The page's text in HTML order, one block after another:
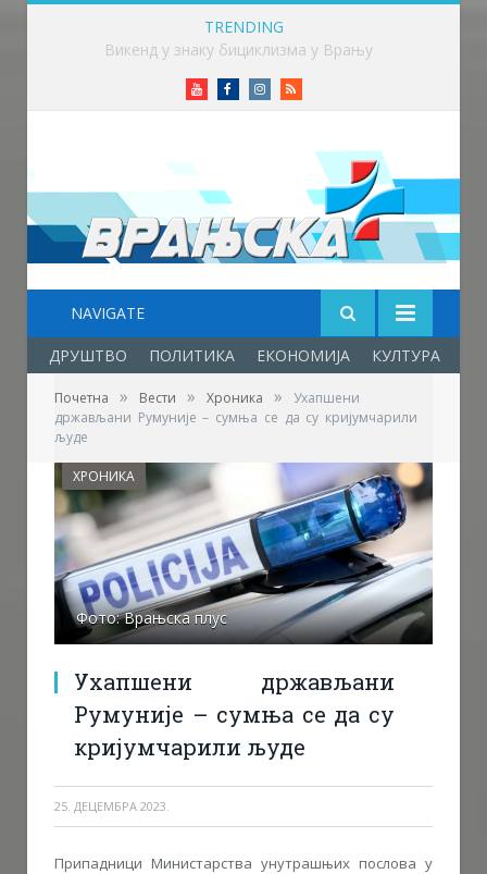
TRENDING
Викенд у знаку бициклизма у Врању
YoutubeFacebookInstagram
RSS
NAVIGATE
ДРУШТВО ПОЛИТИКА ЕКОНОМИЈА КУЛТУРА
Почетна » Вести » Хроника »
Ухапшени
држављани Румуније – сумња се да су кријумчарили
људе
Фото: Врањска плус
Ухапшени држављани
Румуније – сумња се да су
кријумчарили људе
25. ДЕЦЕМБРА 2023.
ХРОНИКА
Припадници Министарства унутрашњих послова у